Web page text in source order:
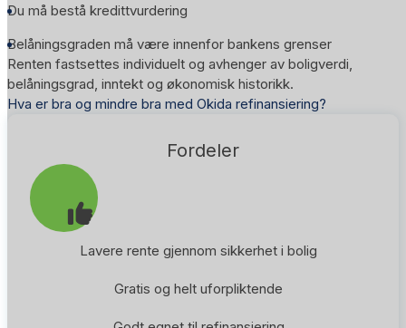
Du må bestå kredittvurdering
Belåningsgraden må være innenfor bankens grenser
Renten fastsettes individuelt og avhenger av boligverdi,
belåningsgrad, inntekt og økonomisk historikk.
Hva er bra og mindre bra med Okida refinansiering?
Fordeler
Lavere rente gjennom sikkerhet i bolig
Gratis og helt uforpliktende